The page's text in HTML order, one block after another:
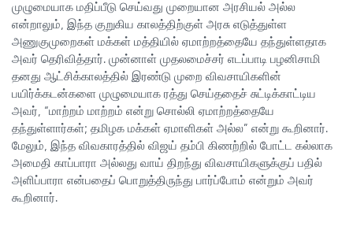
முழுமையாக மதிப்பீடு செய்வது முறையான அரசியல் அல்ல
என்றாலும், இந்த குறுகிய காலத்திற்குள் அரசு எடுத்துள்ள
அணுகுமுறைகள் மக்கள் மத்தியில் ஏமாற்றத்தையே தந்துள்ளதாக
அவர் தெரிவித்தார். முன்னாள் முதலமைச்சர் எடப்பாடி பழனிசாமி
தனது ஆட்சிக்காலத்தில் இரண்டு முறை விவசாயிகளின்
பயிர்க்கடன்களை முழுமையாக ரத்து செய்ததைச் சுட்டிக்காட்டிய
அவர், “மாற்றம் மாற்றம் என்று சொல்லி ஏமாற்றத்தையே
தந்துள்ளார்கள்; தமிழக மக்கள் ஏமாளிகள் அல்ல” என்று கூறினார்.
மேலும், இந்த விவகாரத்தில் விஜய் தம்பி கிணற்றில் போட்ட கல்லாக
அமைதி காப்பாரா அல்லது வாய் திறந்து விவசாயிகளுக்குப் பதில்
அளிப்பாரா என்பதைப் பொறுத்திருந்து பார்ப்போம் என்றும் அவர்
கூறினார்.